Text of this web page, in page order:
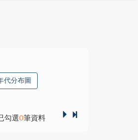
代分布圖
勾選0筆資料